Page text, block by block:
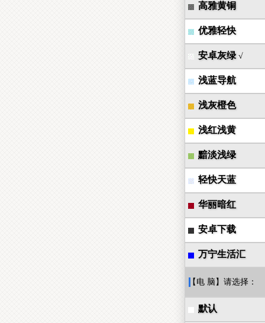
高雅黄铜
优雅轻快
安卓灰绿 √
浅蓝导航
浅灰橙色
浅红浅黄
黯淡浅绿
轻快天蓝
华丽暗红
安卓下载
万宁生活汇
【电 脑】请选择：
默认